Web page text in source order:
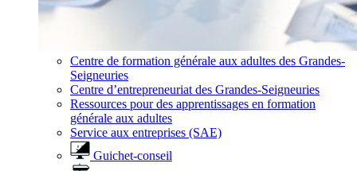
Centre de formation générale aux adultes des Grandes-
Seigneuries
Centre d’entrepreneuriat des Grandes-Seigneuries
Ressources pour des apprentissages en formation
générale aux adultes
Service aux entreprises (SAE)
Guichet-conseil